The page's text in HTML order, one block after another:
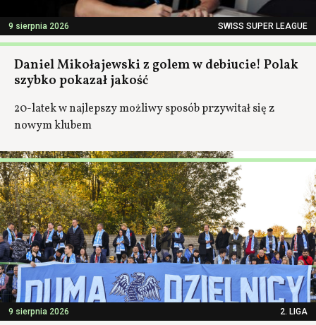
9 sierpnia 2026 SWISS SUPER LEAGUE
Daniel Mikołajewski z golem w debiucie! Polak
szybko pokazał jakość
20-latek w najlepszy możliwy sposób przywitał się z
nowym klubem
9 sierpnia 2026 2. LIGA